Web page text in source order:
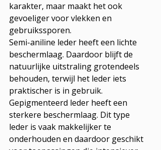
karakter, maar maakt het ook
gevoeliger voor vlekken en
gebruikssporen.
Semi-aniline leder heeft een lichte
beschermlaag. Daardoor blijft de
natuurlijke uitstraling grotendeels
behouden, terwijl het leder iets
praktischer is in gebruik.
Gepigmenteerd leder heeft een
sterkere beschermlaag. Dit type
leder is vaak makkelijker te
onderhouden en daardoor geschikt